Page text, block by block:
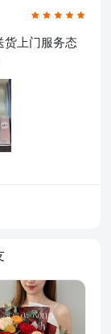
货上门服务态